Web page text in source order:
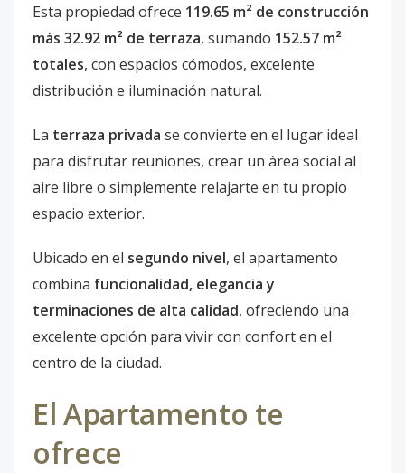
Esta propiedad ofrece 119.65 m² de construcción
más 32.92 m² de terraza, sumando 152.57 m²
totales, con espacios cómodos, excelente
distribución e iluminación natural.
La terraza privada se convierte en el lugar ideal
para disfrutar reuniones, crear un área social al
aire libre o simplemente relajarte en tu propio
espacio exterior.
Ubicado en el segundo nivel, el apartamento
combina funcionalidad, elegancia y
terminaciones de alta calidad, ofreciendo una
excelente opción para vivir con confort en el
centro de la ciudad.
El Apartamento te
ofrece